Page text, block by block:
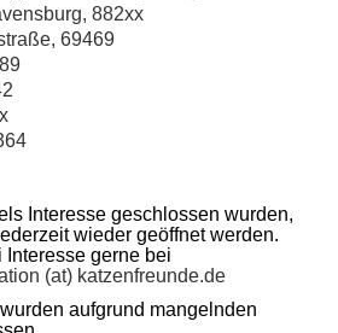
882xx
69469
Interesse geschlossen wurden,
wieder geöffnet werden.
gerne bei
(at) katzenfreunde.de
aufgrund mangelnden